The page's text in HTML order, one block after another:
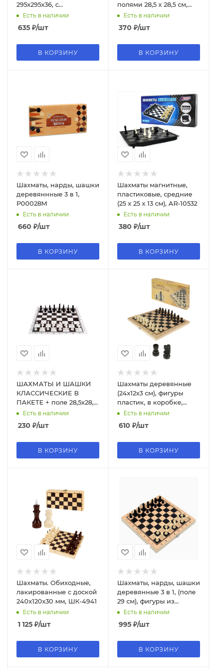
295х295х36, с
гофродоской, 456-20
Есть в наличии
635 ₽/шт
В КОРЗИНУ
полями 28,5 х 28,5 см,
ИН-1614
Есть в наличии
370 ₽/шт
В КОРЗИНУ
Шахматы, нарды, шашки
деревяннные 3 в 1,
P00028М
Есть в наличии
660 ₽/шт
В КОРЗИНУ
Шахматы магнитные,
пластиковые, средние
(25 х 25 х 13 см), AR-10532
Есть в наличии
380 ₽/шт
В КОРЗИНУ
ШАХМАТЫ И ШАШКИ
КЛАССИЧЕСКИЕ В
ПАКЕТЕ + поле 28,5х28,5
см, ИН-0159
Есть в наличии
230 ₽/шт
В КОРЗИНУ
Шахматы деревянные
(24х12х3 см), фигуры
пластик, в коробке,
ИН-1064
Есть в наличии
610 ₽/шт
В КОРЗИНУ
Шахматы. Обиходные,
лакированные с доской
240х120х30 мм, ШК-4941
Есть в наличии
1 125 ₽/шт
В КОРЗИНУ
Шахматы, нарды, шашки
деревянные 3 в 1, (поле
29 см), фигуры из
дерева, P00024M
Есть в наличии
995 ₽/шт
В КОРЗИНУ